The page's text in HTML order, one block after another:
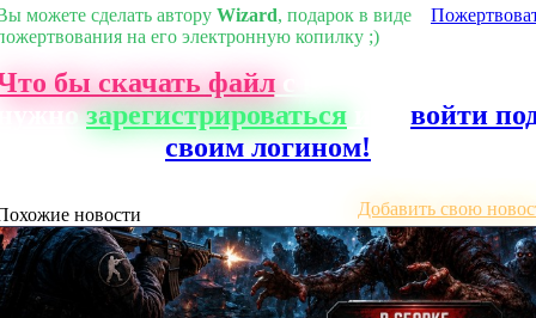
можете сделать автору Wizard, подарок в виде
на его электронную копилку ;)
бы скачать файлс нашего сайта,
зарегистрироваться
войти
своим логином!
новости Добавить свою